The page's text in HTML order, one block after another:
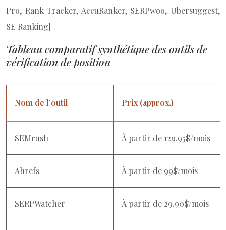
Pro, Rank Tracker, AccuRanker, SERPwoo, Ubersuggest,
SE Ranking]
Tableau comparatif synthétique des outils de
vérification de position
Nom de l’outil Prix (approx.)
SEMrush À partir de 129.95$/mois
Ahrefs À partir de 99$/mois
SERPWatcher À partir de 29.90$/mois